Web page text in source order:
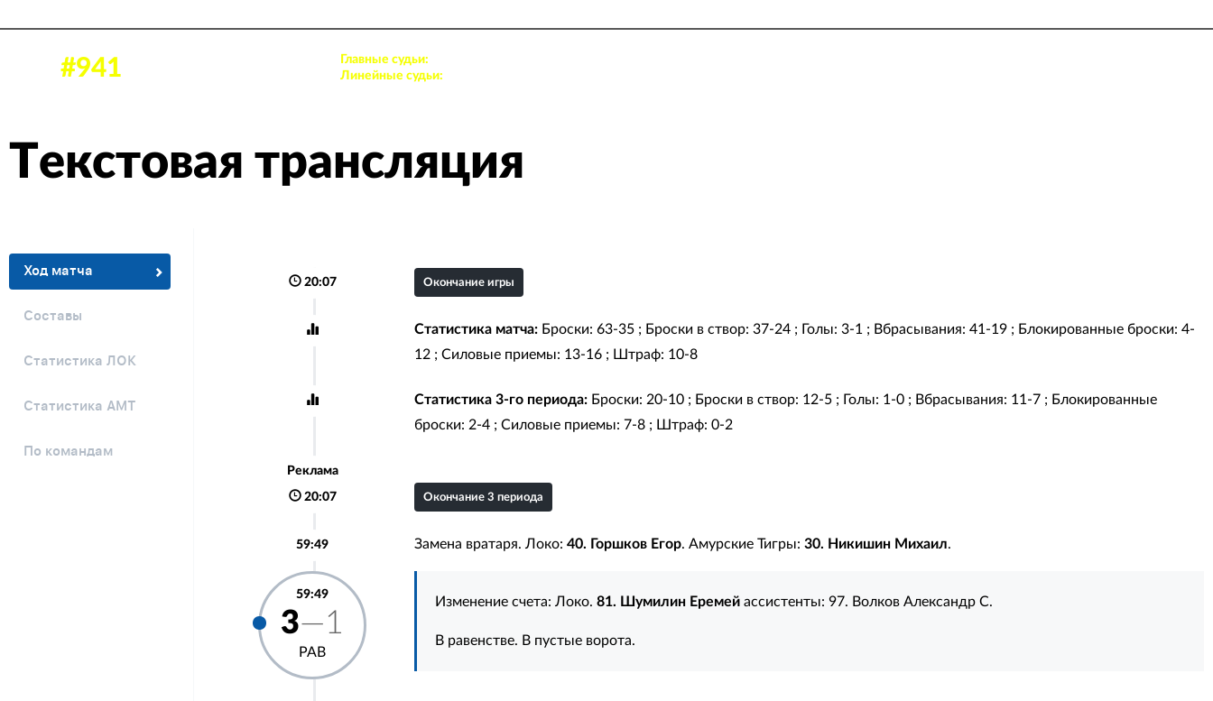
#941 Главные судьи:
Линейные судьи:
Текстовая трансляция
Ход матча
Составы
Статистика ЛОК
Статистика АМТ
По командам
20:07 Окончание игры
Статистика матча:Броски: 63-35 ; Броски в створ: 37-24 ; Голы: 3-1 ; Вбрасывания: 41-19 ; Блокированные броски: 4-
12 ; Силовые приемы: 13-16 ; Штраф: 10-8
Статистика 3-го периода:Броски: 20-10 ; Броски в створ: 12-5 ; Голы: 1-0 ; Вбрасывания: 11-7 ; Блокированные
броски: 2-4 ; Силовые приемы: 7-8 ; Штраф: 0-2
Реклама
20:07 Окончание 3 периода
59:49 Замена вратаря. Локо: 40. Горшков Егор. Амурские Тигры: 30. Никишин Михаил.
59:49
3—1
РАВ
Изменение счета: Локо. 81. Шумилин Еремейассистенты: 97. Волков Александр С.
В равенстве. В пустые ворота.